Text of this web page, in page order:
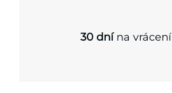
30 dnína vrácení